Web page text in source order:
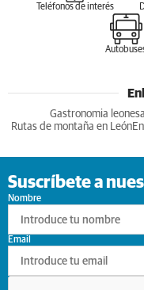
Teléfonos de interés
Gastronomia leonesa
Rutas de montaña en León
Suscríbete a
Nombre
Email